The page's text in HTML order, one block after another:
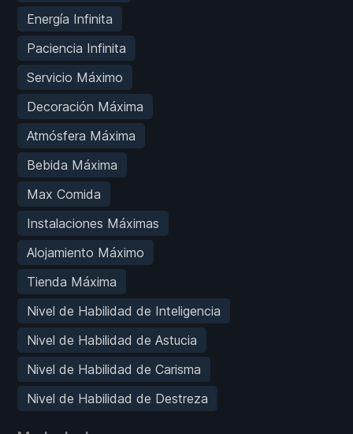
Energía Infinita
Paciencia Infinita
Servicio Máximo
Decoración Máxima
Atmósfera Máxima
Bebida Máxima
Max Comida
Instalaciones Máximas
Alojamiento Máximo
Tienda Máxima
Nivel de Habilidad de Inteligencia
Nivel de Habilidad de Astucia
Nivel de Habilidad de Carisma
Nivel de Habilidad de Destreza